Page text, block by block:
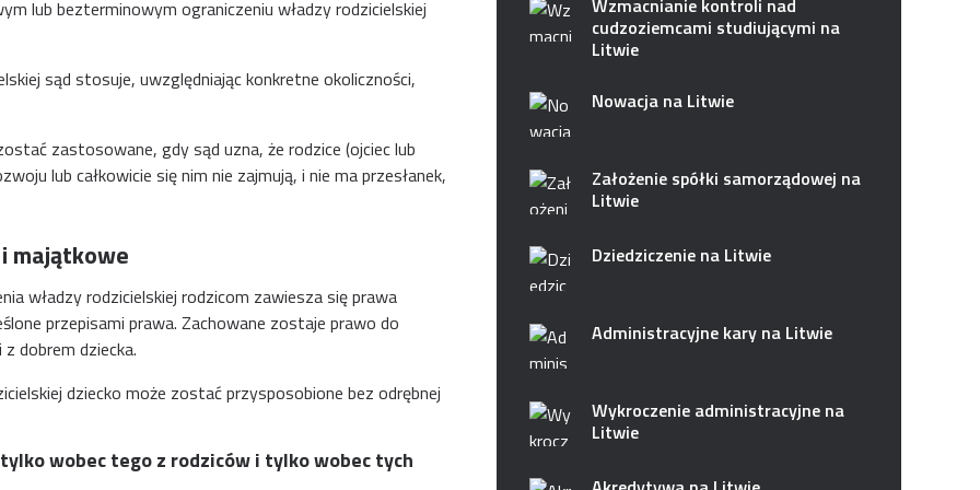
lub bezterminowym ograniczeniu władzy rodzicielskiej
sąd stosuje, uwzględniając konkretne okoliczności,
zastosowane, gdy sąd uzna, że rodzice (ojciec lub
lub całkowicie się nim nie zajmują, i nie ma przesłanek,
majątkowe
władzy rodzicielskiej rodzicom zawiesza się prawa
przepisami prawa. Zachowane zostaje prawo do
dobrem dziecka.
dziecko może zostać przysposobione bez odrębnej
wobec tego z rodziców i tylko wobec tych
cudzoziemcami studiującymi na
Litwie
Nowacja na Litwie
Założenie spółki samorządowej na
Litwie
Dziedziczenie na Litwie
Administracyjne kary na Litwie
Wykroczenie administracyjne na
Litwie